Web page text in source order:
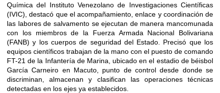
Química del Instituto Venezolano de Investigaciones Científicas
(IVIC), destacó que el acompañamiento, enlace y coordinación de
las labores de salvamento se ejecutan de manera mancomunada
con los miembros de la Fuerza Armada Nacional Bolivariana
(FANB) y los cuerpos de seguridad del Estado. Precisó que los
equipos científicos trabajan de la mano con el puesto de comando
FT-21 de la Infantería de Marina, ubicado en el estadio de béisbol
García Carneiro en Macuto, punto de control desde donde se
discriminan, almacenan y clasifican las operaciones técnicas
detectadas en los ejes ya establecidos.